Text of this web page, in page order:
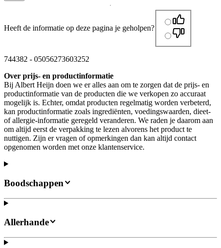
Heeft de informatie op deze pagina je geholpen?
744382 - 05056273603252
Over prijs- en productinformatie
Bij Albert Heijn doen we er alles aan om te zorgen dat de prijs- en
productinformatie van de producten die we verkopen zo accuraat
mogelijk is. Echter, omdat producten regelmatig worden verbeterd,
kan productinformatie zoals ingrediënten, voedingswaarden, dieet-
of allergie-informatie geregeld veranderen. We raden je daarom aan
om altijd eerst de verpakking te lezen alvorens het product te
nuttigen. Zijn er vragen of opmerkingen dan kan altijd contact
opgenomen worden met onze klantenservice.
Boodschappen
Allerhande